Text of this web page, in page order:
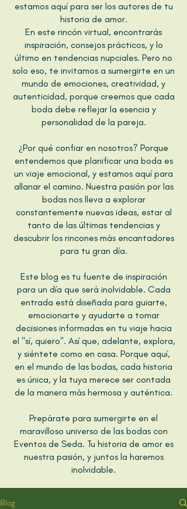
estamos aquí para ser los autores de tu
historia de amor.
En este rincón virtual, encontrarás
inspiración, consejos prácticos, y lo
último en tendencias nupciales. Pero no
solo eso, te invitamos a sumergirte en un
mundo de emociones, creatividad, y
autenticidad, porque creemos que cada
boda debe reflejar la esencia y
personalidad de la pareja.
¿Por qué confiar en nosotros? Porque
entendemos que planificar una boda es
un viaje emocional, y estamos aquí para
allanar el camino. Nuestra pasión por las
bodas nos lleva a explorar
constantemente nuevas ideas, estar al
tanto de las últimas tendencias y
descubrir los rincones más encantadores
para tu gran día.
Este blog es tu fuente de inspiración
para un día que será inolvidable. Cada
entrada está diseñada para guiarte,
emocionarte y ayudarte a tomar
decisiones informadas en tu viaje hacia
el "sí, quiero". Así que, adelante, explora,
y siéntete como en casa. Porque aquí,
en el mundo de las bodas, cada historia
es única, y la tuya merece ser contada
de la manera más hermosa y auténtica.
Prepárate para sumergirte en el
maravilloso universo de las bodas con
Eventos de Seda. Tu historia de amor es
nuestra pasión, y juntos la haremos
inolvidable.
Blog